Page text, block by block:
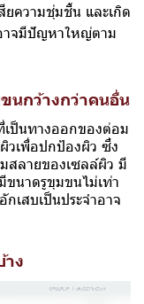
ยความชุ่มชื้น และเกิด
าจมีปัญหาใหญ่ตาม
นกว้างกว่าคนอื่น
ป็นทางออกของต่อม
วเพื่อปกป้องผิว ซึ่ง
สลายของเซลล์ผิว มี
นาดรูขุมขนไม่เท่า
เสบเป็นประจำอาจ
าง